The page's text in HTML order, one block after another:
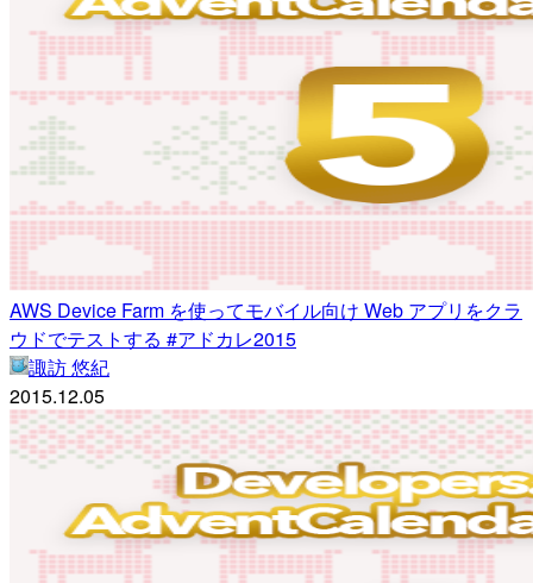
AWS Device Farm を使ってモバイル向け Web アプリをクラ
ウドでテストする #アドカレ2015
諏訪 悠紀
2015.12.05